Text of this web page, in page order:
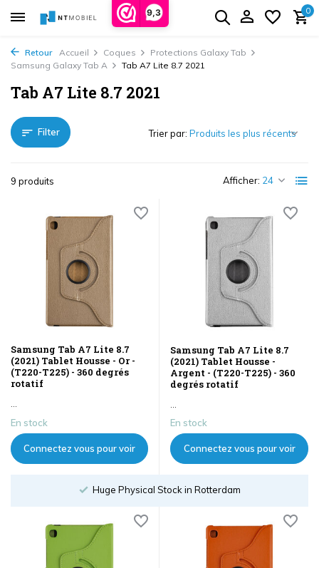
9,3 0
Retour Accueil Coques
Protections Galaxy Tab
Samsung Galaxy Tab A
Tab A7 Lite 8.7 2021
Tab A7 Lite 8.7 2021
Filter
9 produits Afficher:
Trier par:
Samsung Tab A7 Lite 8.7
(2021) Tablet Housse - Or -
(T220-T225) - 360 degrés
rotatif
En stock
Connectez vous pour voir
Samsung Tab A7 Lite 8.7
(2021) Tablet Housse -
Argent - (T220-T225) - 360
degrés rotatif
En stock
Connectez vous pour voir
Huge Physical Stock in Rotterdam